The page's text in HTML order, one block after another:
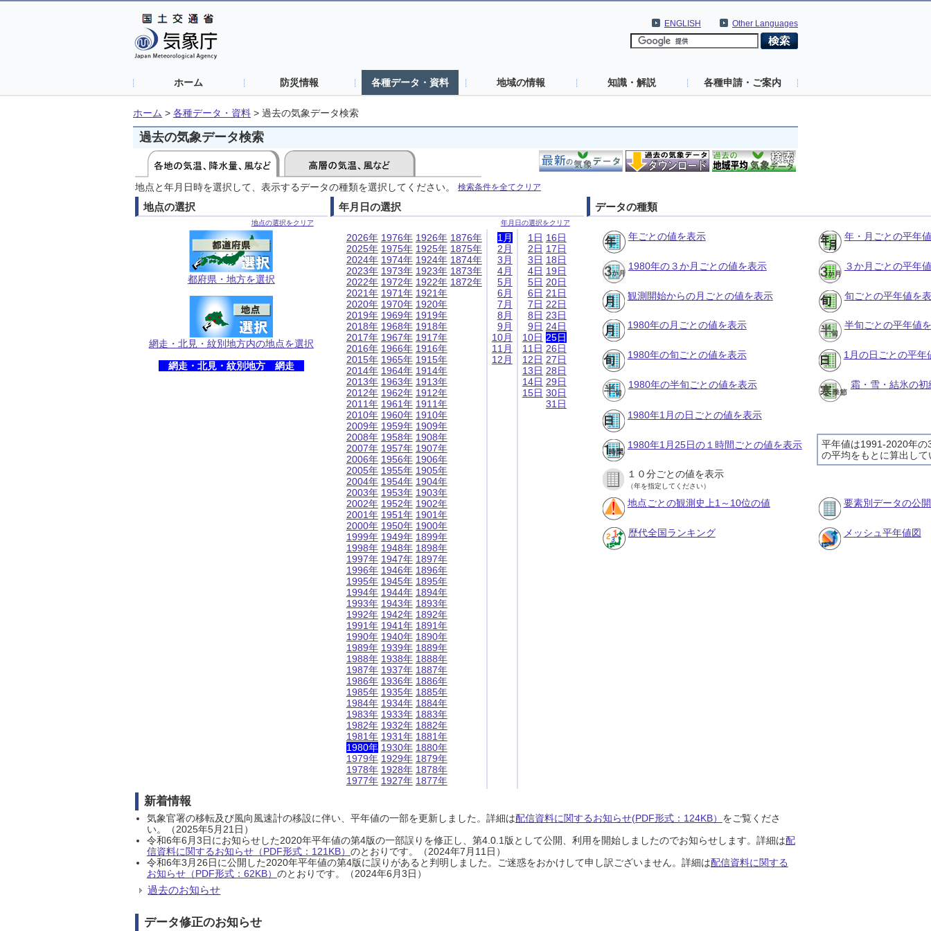
Other Languages
ENGLISH
ホーム 防災情報 各種データ・資料 地域の情報 知識・解説 各種申請・ご案内
ホーム > 各種データ・資料 > 過去の気象データ検索
過去の気象データ検索
地点と年月日時を選択して、表示するデータの種類を選択してください。 検索条件を全てクリア
地点の選択
地点の選択をクリア
都府県・地方を選択
網走・北見・紋別地方内の地点を選択
網走・北見・紋別地方 網走
年月日の選択
年月日の選択をクリア
2026年
2025年
2024年
2023年
2022年
2021年
2020年
2019年
2018年
2017年
2016年
2015年
2014年
2013年
2012年
2011年
2010年
2009年
2008年
2007年
2006年
2005年
2004年
2003年
2002年
2001年
2000年
1999年
1998年
1997年
1996年
1995年
1994年
1993年
1992年
1991年
1990年
1989年
1988年
1987年
1986年
1985年
1984年
1983年
1982年
1981年
1980年
1979年
1978年
1977年
1976年
1975年
1974年
1973年
1972年
1971年
1970年
1969年
1968年
1967年
1966年
1965年
1964年
1963年
1962年
1961年
1960年
1959年
1958年
1957年
1956年
1955年
1954年
1953年
1952年
1951年
1950年
1949年
1948年
1947年
1946年
1945年
1944年
1943年
1942年
1941年
1940年
1939年
1938年
1937年
1936年
1935年
1934年
1933年
1932年
1931年
1930年
1929年
1928年
1927年
1926年
1925年
1924年
1923年
1922年
1921年
1920年
1919年
1918年
1917年
1916年
1915年
1914年
1913年
1912年
1911年
1910年
1909年
1908年
1907年
1906年
1905年
1904年
1903年
1902年
1901年
1900年
1899年
1898年
1897年
1896年
1895年
1894年
1893年
1892年
1891年
1890年
1889年
1888年
1887年
1886年
1885年
1884年
1883年
1882年
1881年
1880年
1879年
1878年
1877年
1876年
1875年
1874年
1873年
1872年
1月
2月
3月
4月
5月
6月
7月
8月
9月
10月
11月
12月
1日
2日
3日
4日
5日
6日
7日
8日
9日
10日
11日
12日
13日
14日
15日
16日
17日
18日
19日
20日
21日
22日
23日
24日
25日
26日
27日
28日
29日
30日
31日
データの種類
年ごとの値を表示 年・月ごとの平年
1980年の３か月ごとの値を表示 ３か月ごとの平年
観測開始からの月ごとの値を表示 旬ごとの平年値を
1980年の月ごとの値を表示 半旬ごとの平年値
1980年の旬ごとの値を表示 1月の日ごとの平年
1980年の半旬ごとの値を表示 霜・雪・結氷の
1980年1月の日ごとの値を表示
平年値は1991-2020年の
の平均をもとに算出して
1980年1月25日の１時間ごとの値を表示
１０分ごとの値を表示
（年を指定してください）
地点ごとの観測史上1～10位の値 要素別データの公
歴代全国ランキング メッシュ平年値図
新着情報
気象官署の移転及び風向風速計の移設に伴い、平年値の一部を更新しました。詳細は配信資料に関するお知らせ(PDF形式：124KB） をご覧くださ
い。（2025年5月21日）
令和6年6月3日にお知らせした2020年平年値の第4版の一部誤りを修正し、第4.0.1版として公開、利用を開始しましたのでお知らせします。詳細は配
信資料に関するお知らせ（PDF形式：121KB） のとおりです。（2024年7月11日）
令和6年3月26日に公開した2020年平年値の第4版に誤りがあると判明しました。ご迷惑をおかけして申し訳ございません。詳細は配信資料に関する
お知らせ（PDF形式：62KB） のとおりです。（2024年6月3日）
過去のお知らせ
データ修正のお知らせ